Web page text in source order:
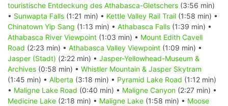
touristische Entdeckung des Athabasca-Gletschers (3:56 min)
• Sunwapta Falls (1:21 min) • Kettle Valley Rail Trail (1:58 min) •
Chinatown Yip Sang (1:13 min) • Athabasca Falls (1:39 min) •
Athabasca River Viewpoint (1:03 min) • Mount Edith Cavell
Road (2:23 min) • Athabasca Valley Viewpoint (1:09 min) •
Jasper (Stadt) (2:22 min) • Jasper-Yellowhead-Museum &
Archives (0:58 min) • Whistler Mountain & Jasper Skytram
(1:45 min) • Alberta (3:18 min) • Pyramid Lake Road (1:12 min)
• Maligne Lake Road (0:40 min) • Maligne Canyon (2:27 min) •
Medicine Lake (2:18 min) • Maligne Lake (1:58 min) • Moose